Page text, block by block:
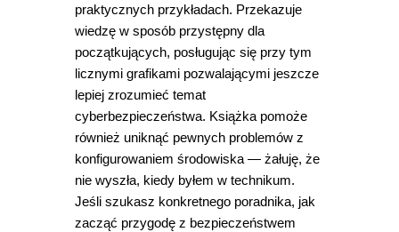
praktycznych przykładach. Przekazuje
wiedzę w sposób przystępny dla
początkujących, posługując się przy tym
licznymi grafikami pozwalającymi jeszcze
lepiej zrozumieć temat
cyberbezpieczeństwa. Książka pomoże
również uniknąć pewnych problemów z
konfigurowaniem środowiska ― żałuję, że
nie wyszła, kiedy byłem w technikum.
Jeśli szukasz konkretnego poradnika, jak
zacząć przygodę z bezpieczeństwem